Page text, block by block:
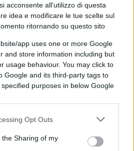
acconsente all'utilizzo di questa
idea e modificare le tue scelte sul
ritornando su questo sito
app uses one or more Google
and store information including but
usage behaviour. You may click to
Google and its third-party tags to
purposes in below Google
Opt Outs
Sharing of my
a Ischia. Mi fu
presentare
condono si sarebbe fatto. Il
allora sottosegretario ai
disse che era stato
Commissione provò anche
sul condono
dell’articolo 25 laddove si